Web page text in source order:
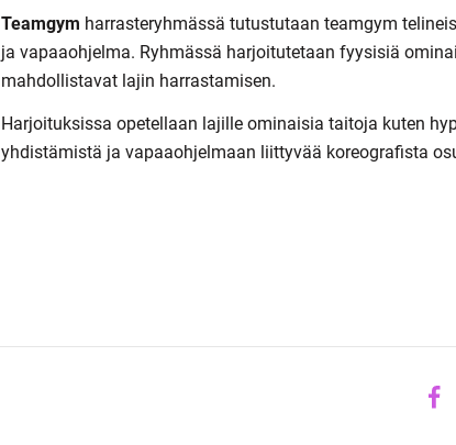
Teamgym harrasteryhmässä tutustutaan teamgym
ja vapaaohjelma. Ryhmässä harjoitutetaan fyysisiä
mahdollistavat lajin harrastamisen.
Harjoituksissa opetellaan lajille ominaisia taitoja kuten
yhdistämistä ja vapaaohjelmaan liittyvää koreografista